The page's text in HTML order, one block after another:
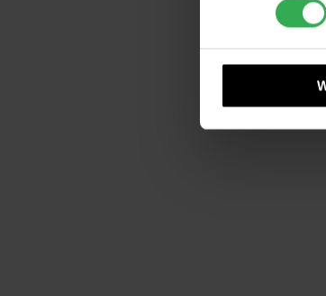
moment
We werken